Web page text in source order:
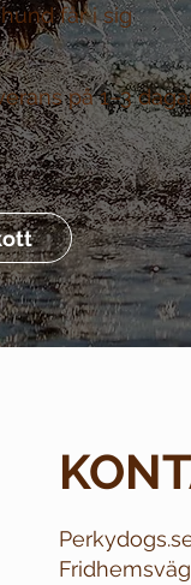
får i sig
på 1–3